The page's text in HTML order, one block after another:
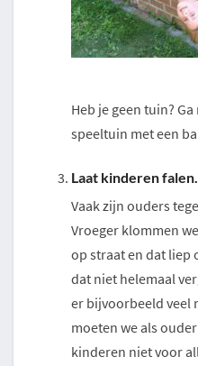
Heb je geen tuin?
speeltuin met een
Laat kinderen falen.
Vaak zijn ouders
Vroeger klommen
op straat en dat liep
dat niet helemaal
er bijvoorbeeld veel
moeten we als
kinderen niet voor